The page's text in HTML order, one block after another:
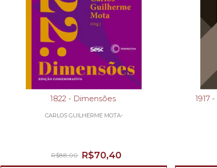
1822 - Dimensões
CARLOS GUILHERME MOTA-
R$70,40
R$88,00